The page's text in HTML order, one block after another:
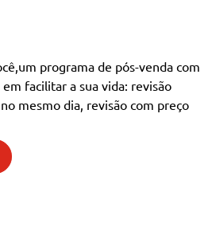
programa de pós-venda com
facilitar a sua vida: revisão
mesmo dia, revisão com preço